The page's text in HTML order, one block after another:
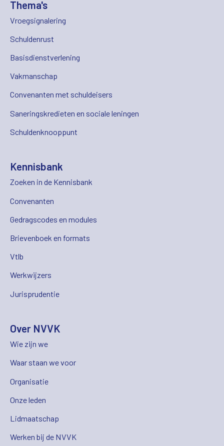
Thema's
Vroegsignalering
Schuldenrust
Basisdienstverlening
Vakmanschap
Convenanten met schuldeisers
Saneringskredieten en sociale leningen
Schuldenknooppunt
Kennisbank
Zoeken in de Kennisbank
Convenanten
Gedragscodes en modules
Brievenboek en formats
Vtlb
Werkwijzers
Jurisprudentie
Over NVVK
Wie zijn we
Waar staan we voor
Organisatie
Onze leden
Lidmaatschap
Werken bij de NVVK